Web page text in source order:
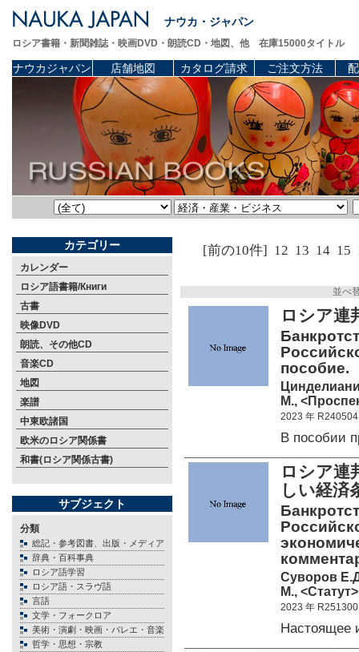
ナウカ・ジャパン
ロシア書籍・新聞雑誌・映画DVD・朗読CD・地図、他 在庫15000タイトル
ナウカジャパン 店舗地図 カタログ請求 ご注文方法
カテゴリー
カレンダー
ロシア語書籍/Книги
古書
映像DVD
朗読、その他CD
音楽CD
地図
楽譜
中東欧諸国
欧米のロシア関係書
和書(ロシア関係古書)
サブジェクト
分類
総記・参考図書、出版・メディア
辞典・百科事典
ロシア語学習
ロシア語・スラヴ語
言語
文学・フォークロア
美術・演劇・映画・バレエ・音楽
哲学・思想・宗教
[前の10件] 12 13 14 15
並べ
ロシア
пособие.
М.,
2023 年 R240504
В пособии
ロシア連
しい経
Суворов
М.,
2023 年 R251300
Настоящее